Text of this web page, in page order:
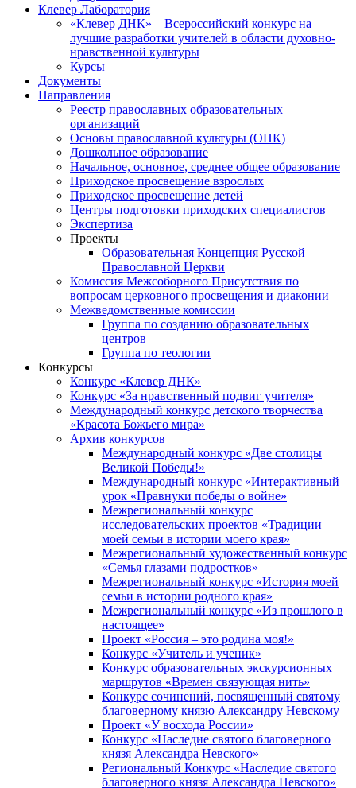
Клевер Лаборатория
«Клевер ДНК» – Всероссийский конкурс на
лучшие разработки учителей в области духовно-
нравственной культуры
Курсы
Документы
Направления
Реестр православных образовательных
организаций
Основы православной культуры (ОПК)
Дошкольное образование
Начальное, основное, среднее общее образование
Приходское просвещение взрослых
Приходское просвещение детей
Центры подготовки приходских специалистов
Экспертиза
Проекты
Образовательная Концепция Русской
Православной Церкви
Комиссия Межсоборного Присутствия по
вопросам церковного просвещения и диаконии
Межведомственные комиссии
Группа по созданию образовательных
центров
Группа по теологии
Конкурсы
Конкурс «Клевер ДНК»
Конкурс «За нравственный подвиг учителя»
Международный конкурс детского творчества
«Красота Божьего мира»
Архив конкурсов
Международный конкурс «Две столицы
Великой Победы!»
Международный конкурс «Интерактивный
урок «Правнуки победы о войне»
Межрегиональный конкурс
исследовательских проектов «Традиции
моей семьи в истории моего края»
Межрегиональный художественный конкурс
«Семья глазами подростков»
Межрегиональный конкурс «История моей
семьи в истории родного края»
Межрегиональный конкурс «Из прошлого в
настоящее»
Проект «Россия – это родина моя!»
Конкурс «Учитель и ученик»
Конкурс образовательных экскурсионных
маршрутов «Времен связующая нить»
Конкурс сочинений, посвященный святому
благоверному князю Александру Невскому
Проект «У восхода России»
Конкурс «Наследие святого благоверного
князя Александра Невского»
Региональный Конкурс «Наследие святого
благоверного князя Александра Невского»